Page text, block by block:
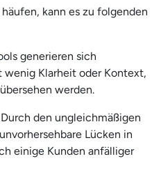
kann es zu folgenden
generieren sich
Klarheit oder Kontext,
werden.
Durch den ungleichmäßigen
Lücken in
einige Kunden anfälliger